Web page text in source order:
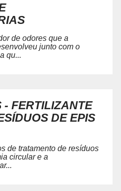
de odores que a
junto com o
qu...
FERTILIZANTE
DE EPIS
de tratamento de resíduos
circular e a